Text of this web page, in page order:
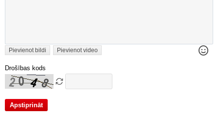
Pievienot bildi Pievienot video
Drošības kods